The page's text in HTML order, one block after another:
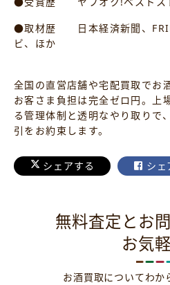
●取材歴 日本経済新聞、
ビ、ほか
全国の直営店舗や宅配買取でお
お客さま負担は完全ゼロ円。上
る管理体制と透明なやり取りで
引をお約束します。
シェアする シェ
無料査定とお
お気
お酒買取についてわか